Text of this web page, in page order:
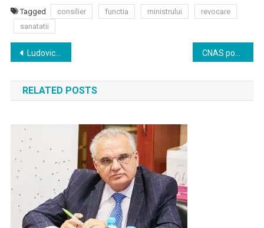
Tagged consilier functia ministrului
revocare
sanatatii
Navigare
în
articole
Ludovic Orban: Raportat la 2019, bugetul Ministerului Sănătăţii creşte foatre mult; sindicaliştii sunt supăraţi că am umblat la spor
RELATED POSTS